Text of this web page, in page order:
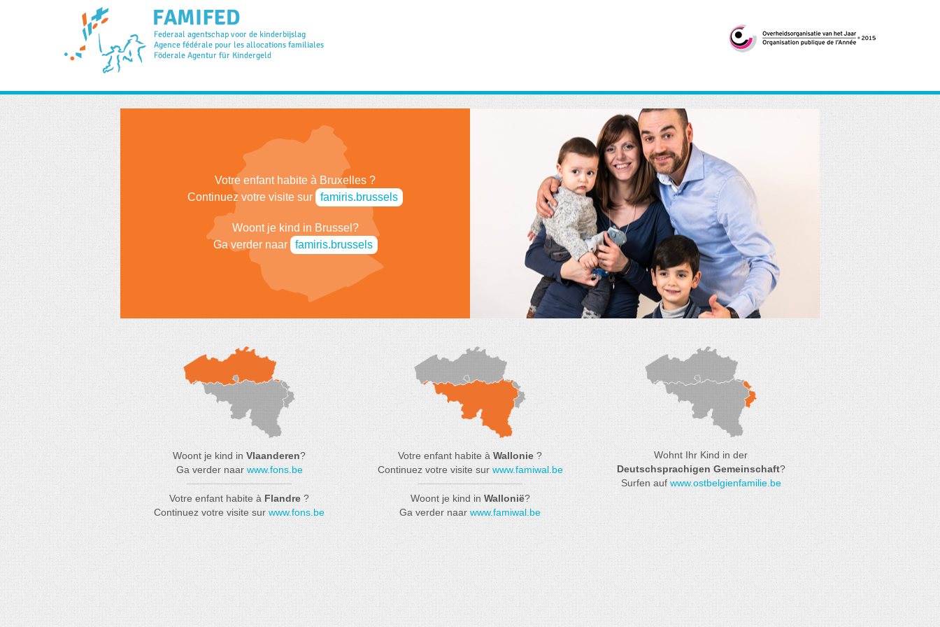
Votre enfant habite à Bruxelles ?
Continuez votre visite sur
famiris.brussels
Woont je kind in Brussel?
Ga verder naar
famiris.brussels
Woont je kind inVlaanderen?
Ga verder naarwww.fons.be
Votre enfant habite àFlandre?
Continuez votre visite sur www.fons.be
Votre enfant habite àWallonie?
Continuez votre visite surwww.famiwal.be
Woont je kind inWallonië?
Ga verder naarwww.famiwal.be
Wohnt Ihr Kind in der
Deutschsprachigen Gemeinschaft?
Surfen aufwww.ostbelgienfamilie.be